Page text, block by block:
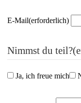
E-Mail(erforderlich)
Nimmst du teil?
Ja, ich freue mich